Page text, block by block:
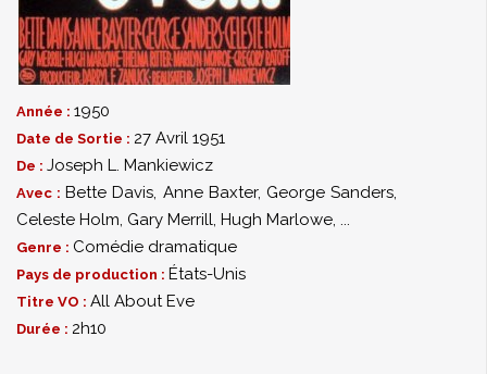
Année : 1950
Date de Sortie : 27 Avril 1951
De : Joseph L. Mankiewicz
Avec : Bette Davis, Anne Baxter, George Sanders,
Celeste Holm, Gary Merrill, Hugh Marlowe, ...
Genre : Comédie dramatique
Pays de production : États-Unis
Titre VO : All About Eve
Durée : 2h10